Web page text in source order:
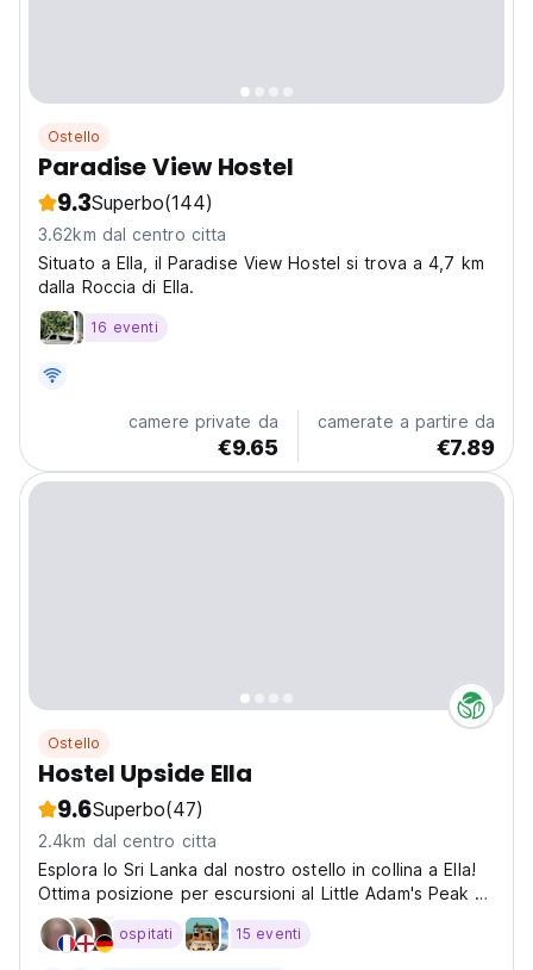
Ostello
Paradise View Hostel
9.3Superbo(144)
3.62km dal centro citta
Situato a Ella, il Paradise View Hostel si trova a 4,7 km
dalla Roccia di Ella.
16 eventi
camere private da
€9.65
camerate a partire da
€7.89
Ostello
Hostel Upside Ella
9.6Superbo(47)
2.4km dal centro citta
Esplora lo Sri Lanka dal nostro ostello in collina a Ella!
Ottima posizione per escursioni al Little Adam's Peak e
tour delle piantagioni di tè. Soggiorno economico
perfetto per viaggiatori singoli. (Auto-translated from
ospitati 15 eventi